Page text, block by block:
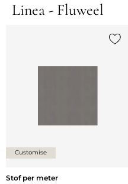
Linea - Fluweel
Customise
Stof per meter